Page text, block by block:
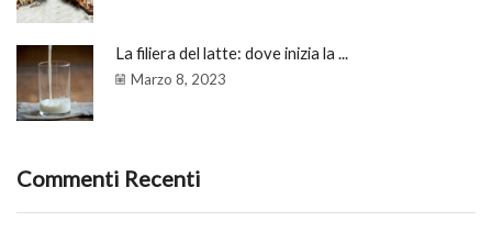
La filiera del latte: dove inizia la ...
Marzo 8, 2023
Commenti Recenti